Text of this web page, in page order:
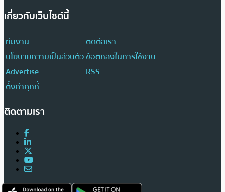
เกี่ยวกับเว็บไซต์นี้
ทีมงาน
ติดต่อเรา
นโยบายความเป็นส่วนตัวข้อตกลงในการใช้งาน
Advertise
RSS
ตั้งค่าคุกกี้
ติดตามเรา